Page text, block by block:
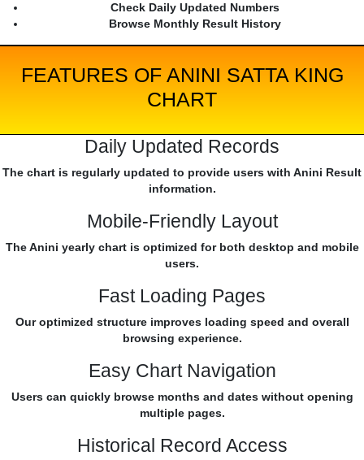
Check Daily Updated Numbers
Browse Monthly Result History
FEATURES OF ANINI SATTA KING
CHART
Daily Updated Records
The chart is regularly updated to provide users with Anini Result
information.
Mobile-Friendly Layout
The Anini yearly chart is optimized for both desktop and mobile
users.
Fast Loading Pages
Our optimized structure improves loading speed and overall
browsing experience.
Easy Chart Navigation
Users can quickly browse months and dates without opening
multiple pages.
Historical Record Access